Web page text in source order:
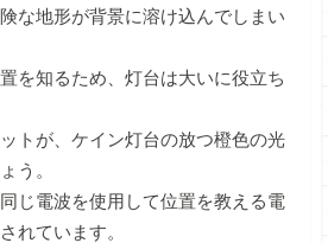
な地形が背景に溶け込んでしまい
を知るため、灯台は大いに役立ち
トが、ケイン灯台の放つ橙色の光
う。
じ電波を使用して位置を教える電
れています。